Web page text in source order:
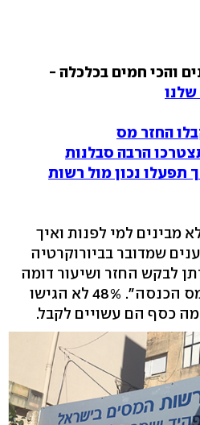
והכי חמים בכלכלה -
החזר מס
הרבה סבלנות
תפעלו נכון מול רשות
מתברר ש-30% לא מבינים למי לפנות ואיך
התהליך, 23% טוענים שמדובר בביורוקרטיה
שניתן לבקש החזר ושיעור דומה
"לא רוצה להתעסק עם מס הכנסה". 48% לא הגישו
כסף הם עשויים לקבל.